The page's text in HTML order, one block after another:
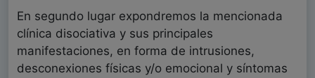
En segundo lugar expondremos la mencionada
clínica disociativa y sus principales
manifestaciones, en forma de intrusiones,
desconexiones físicas y/o emocional y síntomas